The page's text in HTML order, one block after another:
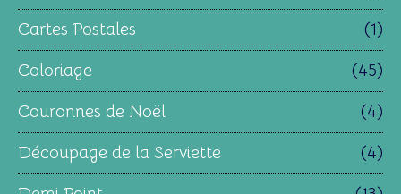
Cartes Postales
(1)
Coloriage
(45)
Couronnes de Noël
(4)
Découpage de la Serviette
(4)